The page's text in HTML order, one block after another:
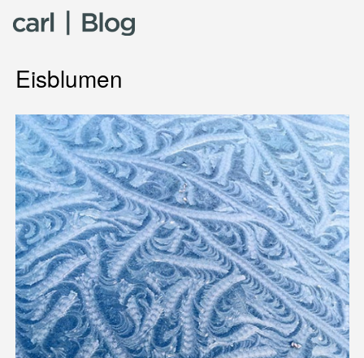
Skip to content
Eisblumen